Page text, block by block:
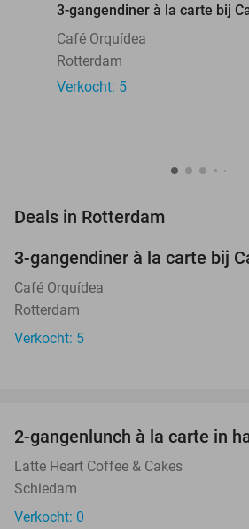
3-gangendiner à la carte bij
Café Orquídea
Rotterdam
Verkocht: 5
Deals in Rotterdam
NEW
TODAY
3-gangendiner à la carte bij
Café Orquídea
Rotterdam
Verkocht: 5
NEW
TODAY
2-gangenlunch à la carte in
Latte Heart Coffee & Cakes
Schiedam
Verkocht: 0